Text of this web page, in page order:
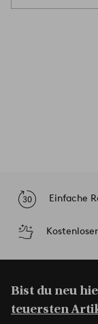
Einfache
Bist du neu
teuersten